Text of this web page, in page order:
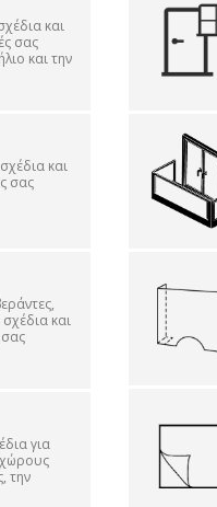
και
σας
και την
και
σας
και
για
χώρους
την